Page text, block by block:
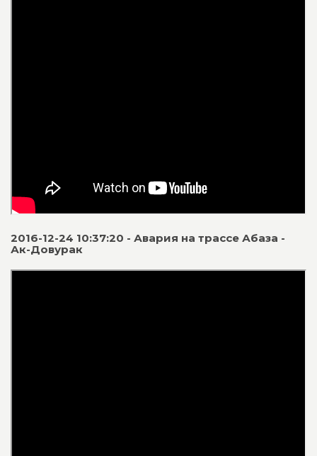
2016-12-24 10:37:20 - Авария на трассе Абаза -
Ак-Довурак